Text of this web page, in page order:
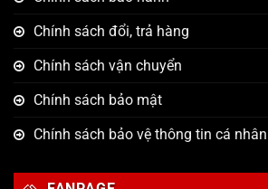
Chính sách đổi, trả hàng
Chính sách vận chuyển
Chính sách bảo mật
Chính sách bảo vệ thông tin cá nhân